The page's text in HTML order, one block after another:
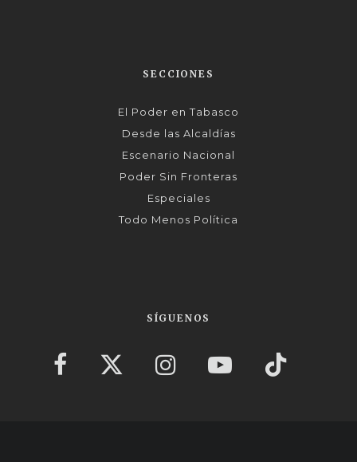
SECCIONES
El Poder en Tabasco
Desde las Alcaldías
Escenario Nacional
Poder Sin Fronteras
Especiales
Todo Menos Política
SÍGUENOS